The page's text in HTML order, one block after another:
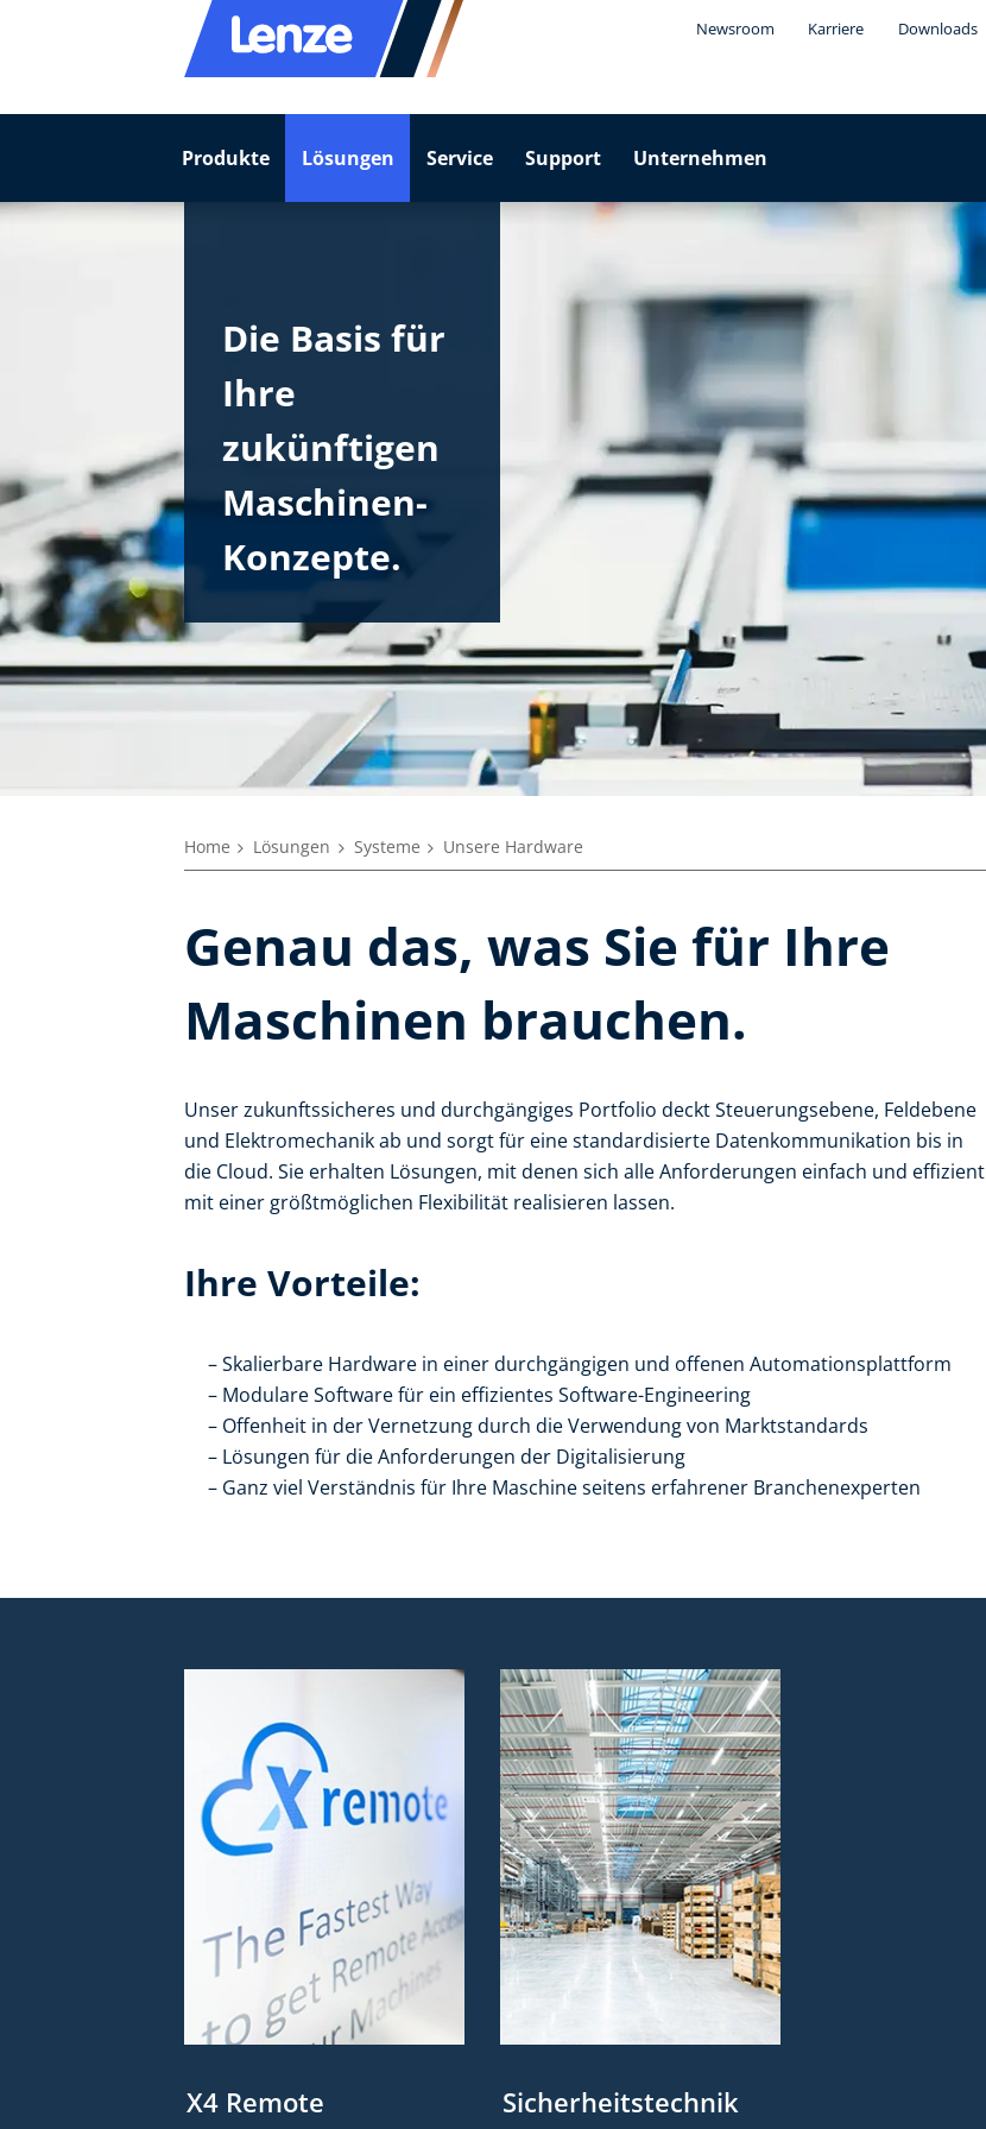
Newsroom Karriere Downloads
Produkte Lösungen Service Support Unternehmen
Die Basis für
Ihre
zukünftigen
Maschinen-
Konzepte.
Home Lösungen Systeme Unsere Hardware
Genau das, was Sie für Ihre
Maschinen brauchen.
Unser zukunftssicheres und durchgängiges Portfolio deckt Steuerungsebene, Feldebene
und Elektromechanik ab und sorgt für eine standardisierte Datenkommunikation bis in
die Cloud. Sie erhalten Lösungen, mit denen sich alle Anforderungen einfach und effizient
mit einer größtmöglichen Flexibilität realisieren lassen.
Ihre Vorteile:
Skalierbare Hardware in einer durchgängigen und offenen Automationsplattform
Modulare Software für ein effizientes Software-Engineering
Offenheit in der Vernetzung durch die Verwendung von Marktstandards
Lösungen für die Anforderungen der Digitalisierung
Ganz viel Verständnis für Ihre Maschine seitens erfahrener Branchenexperten
X4 Remote Sicherheitstechnik